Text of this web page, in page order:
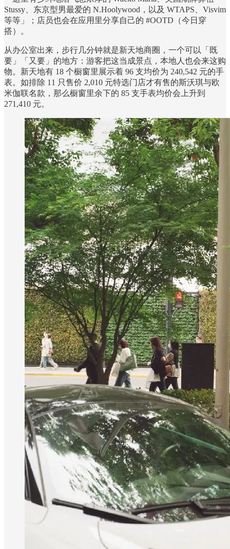
Stussy、东京型男最爱的 N.Hoolywood，以及 WTAPS、Visvim
等等」；店员也会在应用里分享自己的 #OOTD（今日穿
搭）。
从办公室出来，步行几分钟就是新天地商圈，一个可以「既
要」「又要」的地方：游客把这当成景点，本地人也会来这购
物。新天地有 18 个橱窗里展示着 96 支均价为 240,542 元的手
表。如排除 11 只售价 2,010 元特选门店才有售的斯沃琪与欧
米伽联名款，那么橱窗里余下的 85 支手表均价会上升到
271,410 元。